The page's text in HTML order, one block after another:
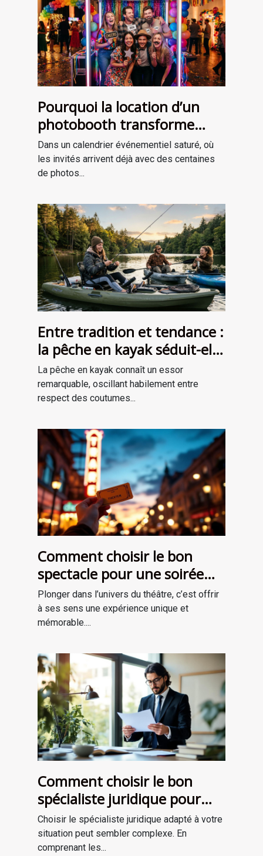
Pourquoi la location d’un
photobooth transforme
l’ambiance de votre
événement
Dans un calendrier événementiel saturé, où
les invités arrivent déjà avec des centaines
de photos...
Entre tradition et tendance :
la pêche en kayak séduit-elle
une nouvelle génération ?
La pêche en kayak connaît un essor
remarquable, oscillant habilement entre
respect des coutumes...
Comment choisir le bon
spectacle pour une soirée
théâtrale inoubliable ?
Plonger dans l’univers du théâtre, c’est offrir
à ses sens une expérience unique et
mémorable....
Comment choisir le bon
spécialiste juridique pour
vos besoins ?
Choisir le spécialiste juridique adapté à votre
situation peut sembler complexe. En
comprenant les...